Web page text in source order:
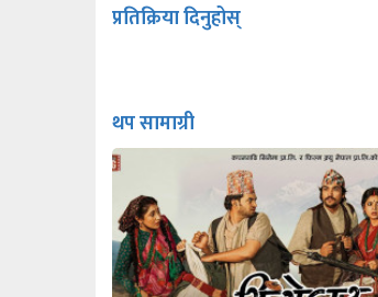
प्रतिक्रिया दिनुहोस्
थप सामाग्री